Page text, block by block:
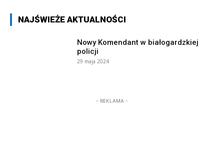
NAJŚWIEŻE AKTUALNOŚCI
Nowy Komendant w białogardzkiej
policji
29 maja 2024
- REKLAMA -